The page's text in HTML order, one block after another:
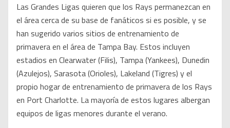
Las Grandes Ligas quieren que los Rays permanezcan en
el área cerca de su base de fanáticos si es posible, y se
han sugerido varios sitios de entrenamiento de
primavera en el área de Tampa Bay. Estos incluyen
estadios en Clearwater (Filis), Tampa (Yankees), Dunedin
(Azulejos), Sarasota (Orioles), Lakeland (Tigres) y el
propio hogar de entrenamiento de primavera de los Rays
en Port Charlotte. La mayoría de estos lugares albergan
equipos de ligas menores durante el verano.